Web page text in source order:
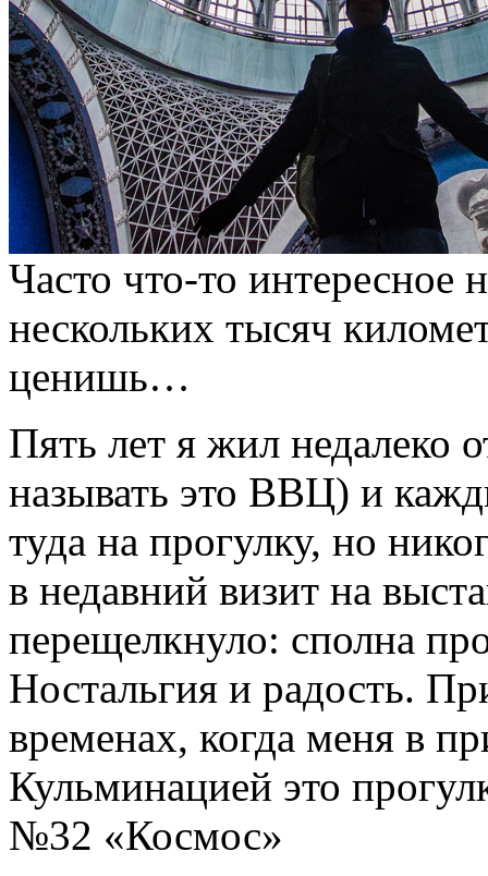
Часто что-то интересное
нескольких тысяч
ценишь…
Пять лет я жил недалеко
называть это ВВЦ) и
туда на прогулку, но
в недавний визит на
перещелкнуло: сполна
Ностальгия и радость.
временах, когда меня в
Кульминацией это
№32 «Космос»